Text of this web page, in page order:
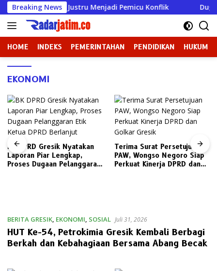
Langsung
ke
konten
Breaking News
Justru Menjadi Pemicu Konflik Dugaan
HOME INDEKS PEMERINTAHAN PENDIDIKAN HUKUM
EKONOMI
BK DPRD Gresik Nyatakan
Laporan Piar Lengkap,
Proses Dugaan Pelanggaran
Terima Surat Persetujuan
PAW, Wongso Negoro Siap
Perkuat Kinerja DPRD dan
BERITA GRESIK, EKONOMI, SOSIAL Juli 31, 2026
HUT Ke-54, Petrokimia Gresik Kembali Berbagi
Berkah dan Kebahagiaan Bersama Abang Becak